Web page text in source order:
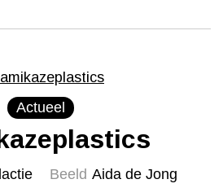
Actueel
Beeld Aida de Jong